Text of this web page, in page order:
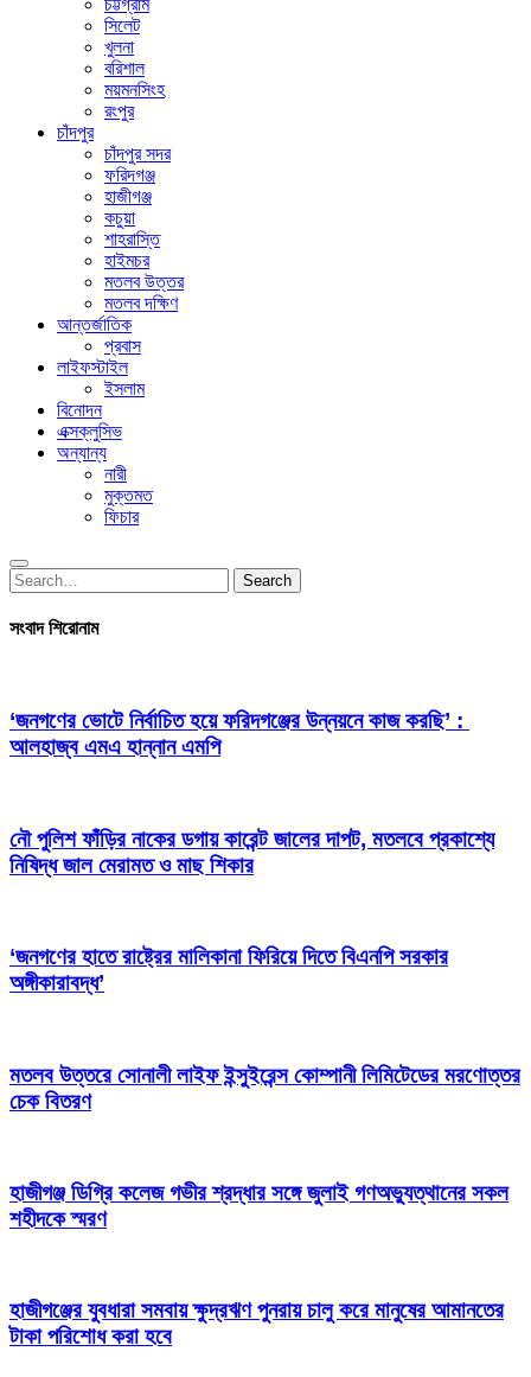
চট্টগ্রাম
সিলেট
খুলনা
বরিশাল
ময়মনসিংহ
রংপুর
চাঁদপুর
চাঁদপুর সদর
ফরিদগঞ্জ
হাজীগঞ্জ
কচুয়া
শাহরাস্তি
হাইমচর
মতলব উত্তর
মতলব দক্ষিণ
আন্তর্জাতিক
প্রবাস
লাইফস্টাইল
ইসলাম
বিনোদন
এক্সক্লুসিভ
অন্যান্য
নারী
মুক্তমত
ফিচার
Search
for:
Search
সংবাদ শিরোনাম
‘জনগণের ভোটে নির্বাচিত হয়ে ফরিদগঞ্জের উন্নয়নে কাজ করছি’ :
আলহাজ্ব এমএ হান্নান এমপি
নৌ পুলিশ ফাঁড়ির নাকের ডগায় কারেন্ট জালের দাপট, মতলবে প্রকাশ্যে
নিষিদ্ধ জাল মেরামত ও মাছ শিকার
‘জনগণের হাতে রাষ্ট্রের মালিকানা ফিরিয়ে দিতে বিএনপি সরকার
অঙ্গীকারাবদ্ধ’
মতলব উত্তরে সোনালী লাইফ ইন্সুইরেন্স কোম্পানী লিমিটেডের মরণোত্তর
চেক বিতরণ
হাজীগঞ্জ ডিগ্রি কলেজ গভীর শ্রদ্ধার সঙ্গে জুলাই গণঅভ্যুত্থানের সকল
শহীদকে স্মরণ
হাজীগঞ্জের যুবধারা সমবায় ক্ষুদ্রঋণ পুনরায় চালু করে মানুষের আমানতের
টাকা পরিশোধ করা হবে